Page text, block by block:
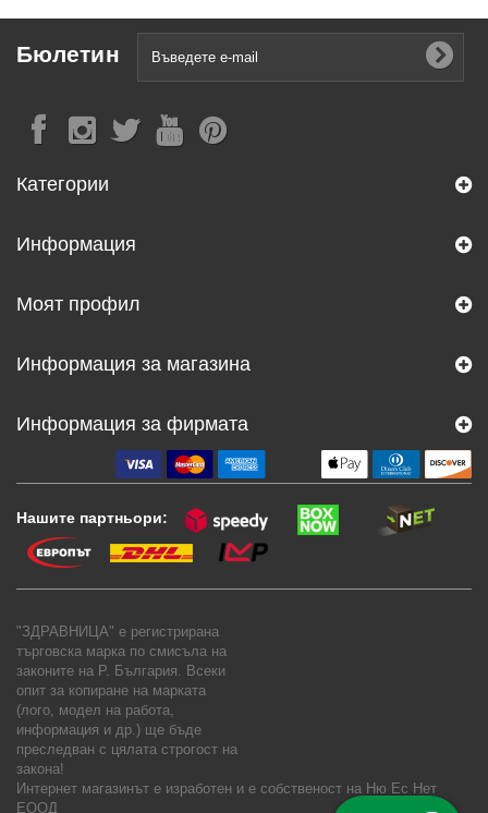
Бюлетин
Категории
Информация
Моят профил
Информация за магазина
Информация за фирмата
Нашите партньори:
"ЗДРАВНИЦА" е регистрирана
търговска марка по смисъла на
законите на Р. България. Всеки
опит за копиране на марката
(лого, модел на работа,
информация и др.) ще бъде
преследван с цялата строгост на
закона!
Интернет магазинът е изработен и е собственост на Ню Ес Нет
ЕООД